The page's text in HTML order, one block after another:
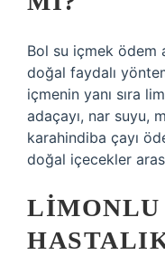
Bol su içmek ödem
doğal faydalı
içmenin yanı sıra
adaçayı, nar suyu,
karahindiba çayı
doğal içecekler
LIMONLU